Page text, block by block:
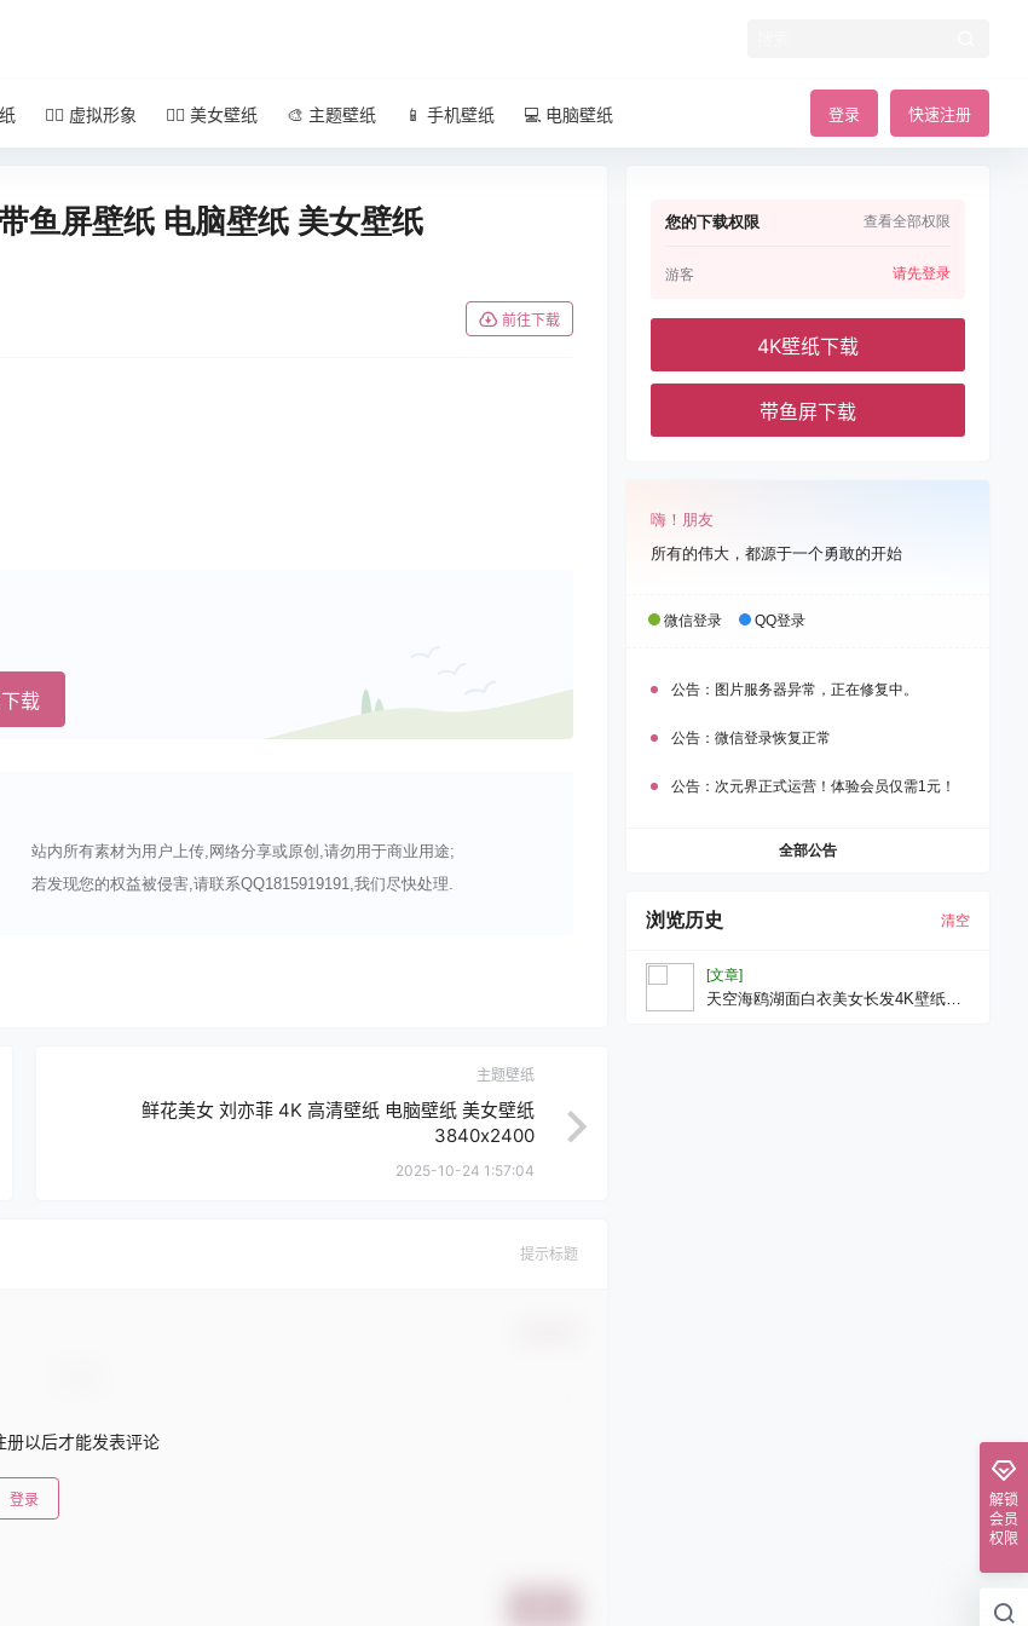
登录 快速注册
🧚‍♀️ 虚拟形象 🧜‍♀️ 美女壁纸 🎨 主题壁纸 📱 手机壁纸 💻 电脑壁纸
鱼屏壁纸 电脑壁纸 美女壁纸
前往下载
载
站内所有素材为用户上传,网络分享或原创,请勿用于商业用途;
若发现您的权益被侵害,请联系QQ1815919191,我们尽快处理.
主题壁纸
鲜花美女 刘亦菲 4K 高清壁纸 电脑壁纸 美女壁纸
3840x2400
2025-10-24 1:57:04
提示标题
册以后才能发表评论
登录
您的下载权限 查看全部权限
游客 请先登录
4K壁纸下载
带鱼屏下载
嗨！朋友
所有的伟大，都源于一个勇敢的开始
微信登录 QQ登录
公告： 图片服务器异常，正在修复中。
公告： 微信登录恢复正常
公告： 次元界正式运营！体验会员仅需1元！
全部公告
浏览历史 清空
[文章]
天空海鸥湖面白衣美女长发4K壁纸带
解锁
会员
权限